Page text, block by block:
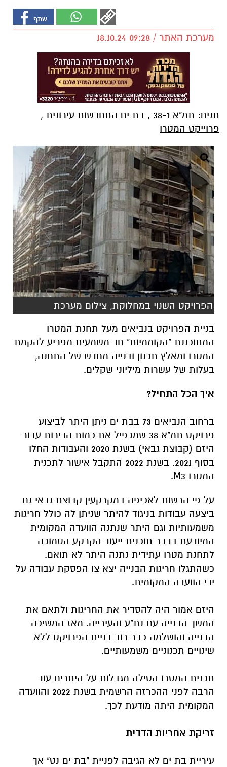
מערכת האתר / 09:28 18.10.24
תגים: תמ"א 38-1 , בת ים התחדשות עירונית ,
פרוייקט המטרו
הפרויקט השנוי במחלוקת, צילום מערכת
בניית הפרויקט בנביאים מעל תחנת המטרו
המתוכננת "הקוממיות" חד משמעית מפריע להקמת
המטרו ומאלץ תכנון ובנייה מחדש של התחנה,
בעלות של עשרות מיליוני שקלים.
איך הכל התחיל?
ברחוב הנביאים 73 בבת ים ניתן היתר לביצוע
פרויקט תמ"א 38 שמכפיל את כמות הדירות עבור
היזם (קבוצת גבאי) בשנת 2020 והעבודות החלו
בסוף 2021. בשנת 2022 התקבל אישור לתכנית
המטרו
M3.
על פי הרשות לאכיפה במקרקעין קבוצת גבאי גם
ביצעה עבודות בניגוד להיתר שניתן לה כולל חריגות
משמעותיות וגם היתר שנתנה הוועדה המקומית
המיודעת בדבר תוכנית ייעוד הקרקע הסמוכה
לתחנת מטרו עתידית נתנה היתר לא תואם.
כשהתגלו חריגות הבנייה יצא צו הפסקת עבודה על
ידי הוועדה המקומית.
היזם אמור היה להסדיר את החריגות ולתאם את
המשך הבנייה עם נת"ע והעירייה. מאז המשיכה
הבנייה והושלמה כבר רוב בניית הפרויקט ללא
שינויים תכנוניים משמעותיים.
תכנית המטרו הטילה מגבלות על היתרים עוד
הרבה לפני ההכרזה הרשמית בשנת 2022 והוועדה
המקומית היתה מודעת לכך.
זריקת אחריות הדדית
עיריית בת ים לא הגיבה לפניית "בת ים נט" אך